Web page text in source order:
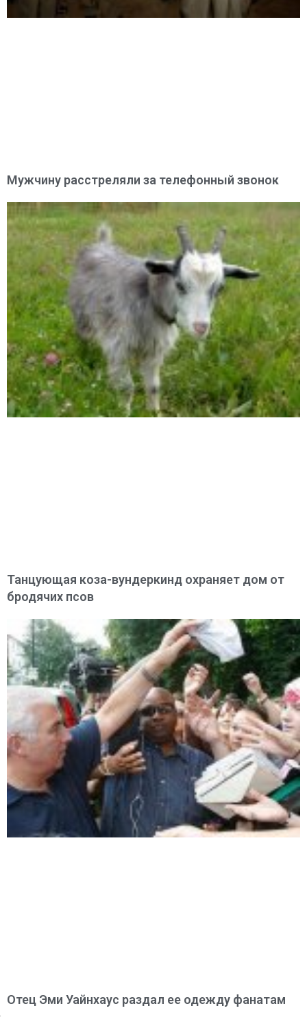
Мужчину расстреляли за телефонный звонок
Танцующая коза-вундеркинд охраняет дом от
бродячих псов
Отец Эми Уайнхаус раздал ее одежду фанатам